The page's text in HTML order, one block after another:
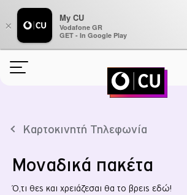
ONLINE ΑΝΑΝΕΩΣΗ
ΠΑΚΕΤΑ
BONUS
STUDENTS
Καρτοκινητή Τηλεφωνία
Μοναδικά πακέτα
Ό,τι θες και χρειάζεσαι θα το βρεις εδώ!
×
My CU
Vodafone GR
GET - In Google Play